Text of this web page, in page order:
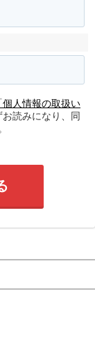
個人情報の取扱い
読みになり、同